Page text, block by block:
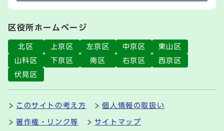
区役所ホームページ
北区 上京区 左京区 中京区
東山区
山科区
下京区 南区 右京区
西京区
伏見区
このサイトの考え方 個人情報の取扱い
著作権・リンク等 サイトマップ